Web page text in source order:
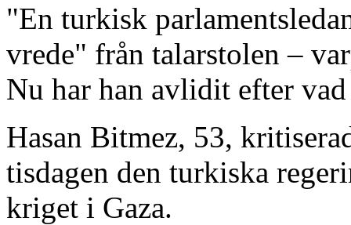
"En turkisk
vrede" från talarstolen –
Nu har han avlidit efter
Hasan Bitmez, 53,
tisdagen den turkiska
kriget i Gaza.